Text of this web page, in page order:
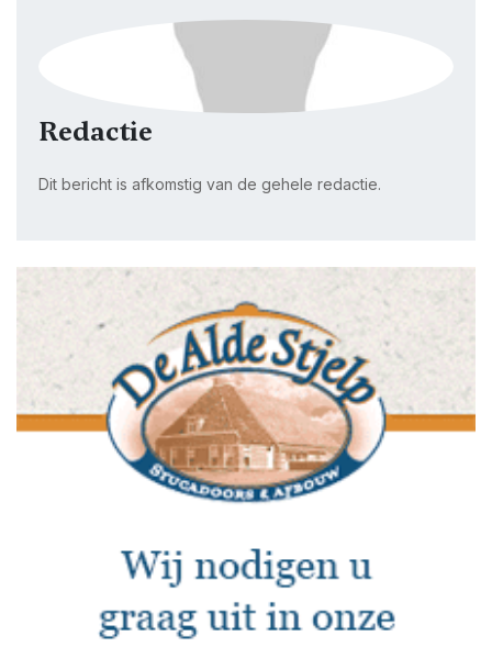
Redactie
Dit bericht is afkomstig van de gehele redactie.